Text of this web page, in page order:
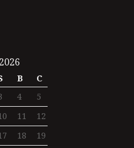
B
C
4
5
11
12
18
19